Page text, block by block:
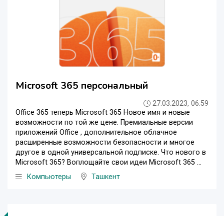
Microsoft 365 персональный
27.03.2023, 06:59
Office 365 теперь Microsoft 365 Новое имя и новые
возможности по той же цене. Премиальные версии
приложений Office , дополнительное облачное
расширенные возможности безопасности и многое
другое в одной универсальной подписке. Что нового в
Microsoft 365? Воплощайте свои идеи Microsoft 365 ...
Компьютеры
Ташкент